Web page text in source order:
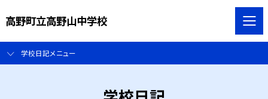
高野町立高野山中学校
学校日記メニュー